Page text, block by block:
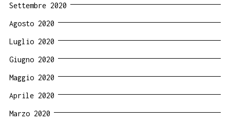
Settembre 2020
Agosto 2020
Luglio 2020
Giugno 2020
Maggio 2020
Aprile 2020
Marzo 2020